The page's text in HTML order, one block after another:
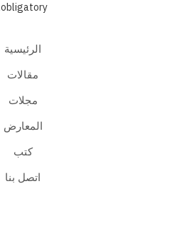
obligatory.
الرئيسية
مقالات
مجلات
المعارض
كتب
اتصل بنا